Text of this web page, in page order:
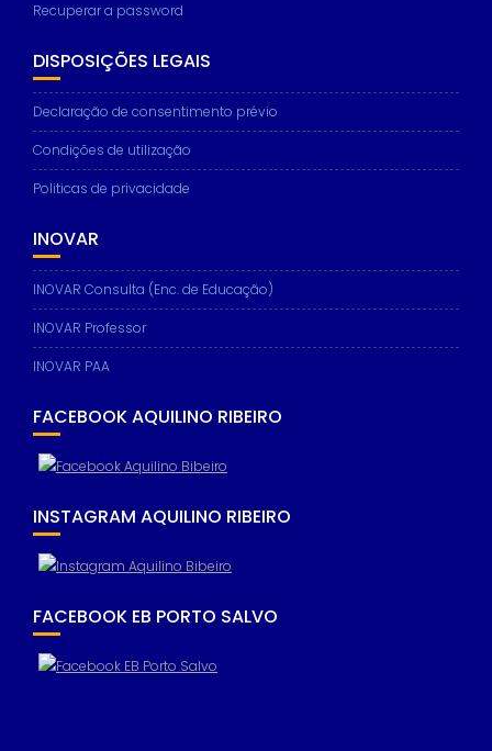
Recuperar a password
DISPOSIÇÕES LEGAIS
Declaração de consentimento prévio
Condições de utilização
Politicas de privacidade
INOVAR
INOVAR Consulta (Enc. de Educação)
INOVAR Professor
INOVAR PAA
FACEBOOK AQUILINO RIBEIRO
INSTAGRAM AQUILINO RIBEIRO
FACEBOOK EB PORTO SALVO